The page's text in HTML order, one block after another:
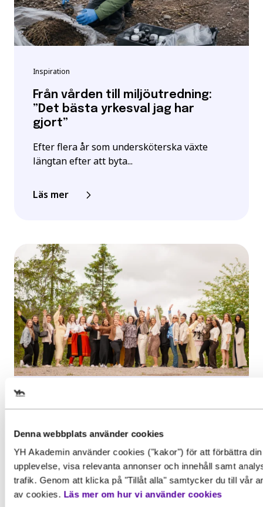
Denna webbplats använder cookies
YH Akademin använder cookies ("kakor") för att förbättra din
upplevelse, visa relevanta annonser och innehåll samt
trafik. Genom att klicka på "Tillåt alla" samtycker du till vår
av cookies. Läs mer om hur vi använder cookies
Inspiration
Från vården till miljöutredning:
”Det bästa yrkesval jag har
gjort”
Efter flera år som undersköterska växte
längtan efter att byta...
Läs mer
Affärsutvecklare besöksnäring
Efter två års studier var det äntligen dags
för de...
Välj det startdatum som passar
Ansökan stänger 31 augusti 2026
Slut 2 oktober 2026
Utgår från Distans med fysiska träffar
Gör en intresseanmälan för att
mer information om den här
utbildningen
Behörighet. Det här behöver du